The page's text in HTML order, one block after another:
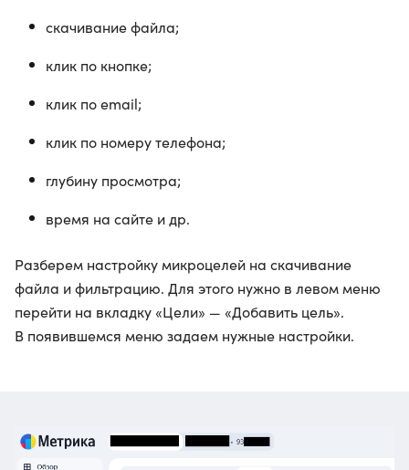
скачивание файла;
клик по кнопке;
клик по email;
клик по номеру телефона;
глубину просмотра;
время на сайте и др.
Разберем настройку микроцелей на скачивание
файла и фильтрацию. Для этого нужно в левом меню
перейти на вкладку «Цели» — «Добавить цель».
В появившемся меню задаем нужные настройки.